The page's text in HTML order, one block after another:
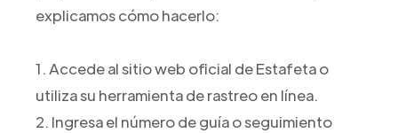
explicamos cómo hacerlo:
1. Accede al sitio web oficial de Estafeta o
utiliza su herramienta de rastreo en línea.
2. Ingresa el número de guía o seguimiento